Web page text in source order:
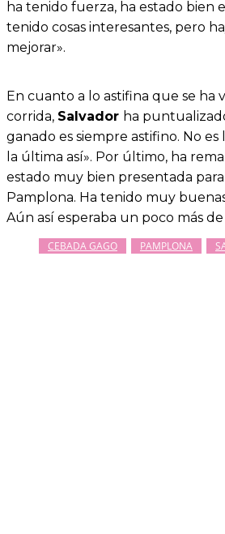
ha tenido fuerza, ha estado bien
tenido cosas interesantes, pero
mejorar».
En cuanto a lo astifina que se ha
corrida, Salvador ha
ganado es siempre astifino. No es
la última así». Por último, ha
estado muy bien presentada
Pamplona. Ha tenido muy
Aún así esperaba un poco más
CEBADA GAGO PAMPLONA